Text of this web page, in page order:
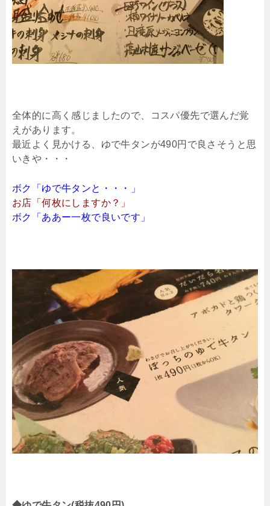
全体的に高く感じましたので、コスパ優先で選んだ覚
えがあります。
最近よく見かける、ゆで牛タンが490円で良さそうと思
いきや・・・
ボク「ゆで牛タンと・・・」
お店「何枚にしますか？」
ボク「ああー一枚で良いです」